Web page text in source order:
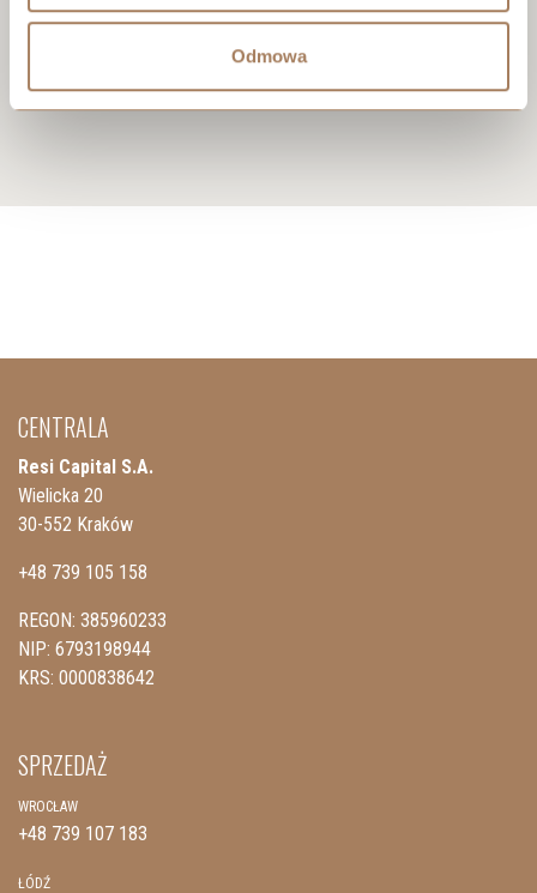
Odmowa
CENTRALA
Resi Capital S.A.
Wielicka 20
30-552 Kraków
+48 739 105 158
REGON: 385960233
NIP: 6793198944
KRS: 0000838642
SPRZEDAŻ
WROCŁAW
+48 739 107 183
ŁÓDŹ